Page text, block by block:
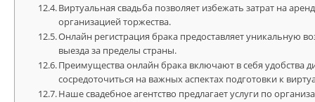
Виртуальная свадьба позволяет избежать затрат на
организацией торжества.
Онлайн регистрация брака предоставляет уникальную
выезда за пределы страны.
Преимущества онлайн брака включают в себя удобства
сосредоточиться на важных аспектах подготовки к
Наше свадебное агентство предлагает услуги по